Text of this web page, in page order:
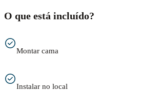
O que está incluído?
Montar cama
Instalar no local